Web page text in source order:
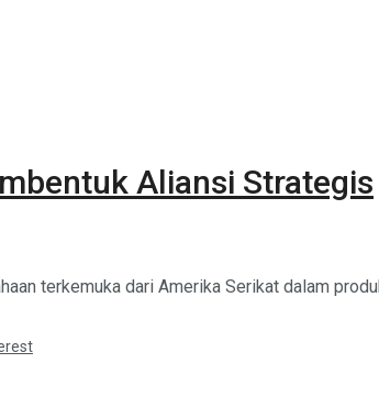
Aliansi Strategis
terkemuka dari Amerika Serikat dalam